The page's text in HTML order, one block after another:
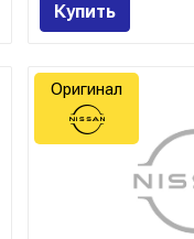
Купить
Оригинал